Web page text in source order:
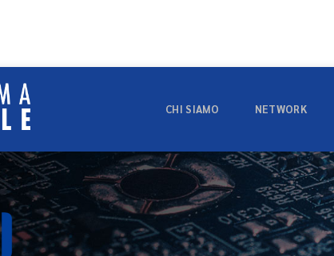
CHI SIAMO NETWORK